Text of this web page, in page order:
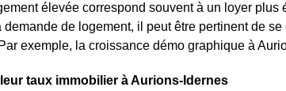
élevée correspond souvent à un loyer
demande de logement, il peut être pertinent de se
exemple, la croissance démo graphique à
taux immobilier à Aurions-Idernes